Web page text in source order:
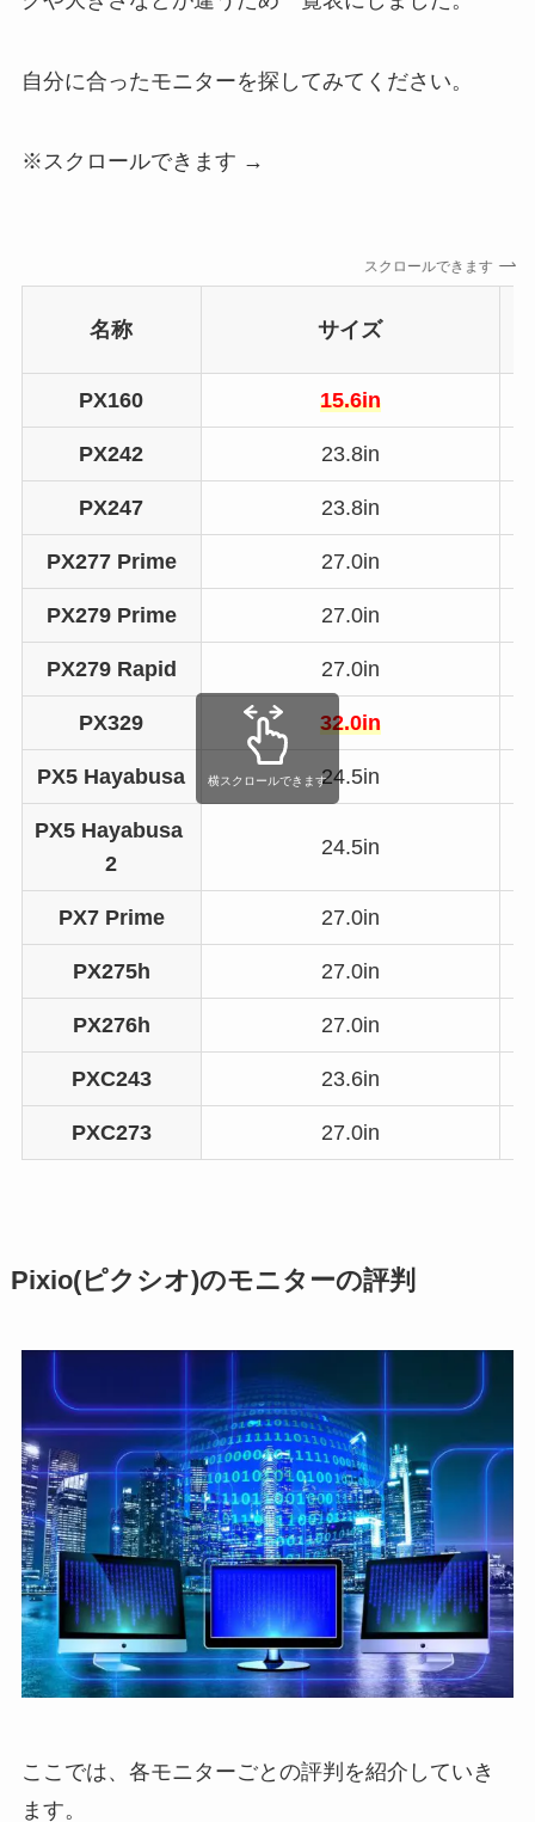
自分に合ったモニターを探してみてください。
※スクロールできます →
スクロールできます
名称 サイズ
PX160 15.6in
PX242 23.8in
PX247 23.8in
PX277 Prime 27.0in
PX279 Prime 27.0in
PX279 Rapid 27.0in
PX329 32.0in
PX5 Hayabusa 24.5in
PX5 Hayabusa
2
24.5in
PX7 Prime 27.0in
PX275h 27.0in
PX276h 27.0in
PXC243 23.6in
PXC273 27.0in
横スクロールできます
Pixio(ピクシオ)のモニターの評判
ここでは、各モニターごとの評判を紹介していき
ます。